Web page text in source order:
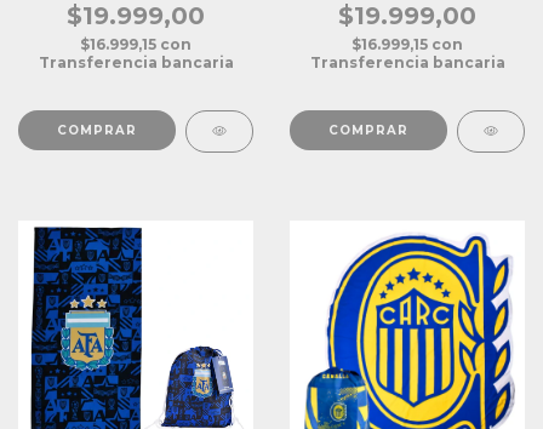
$19.999,00
$16.999,15 con
Transferencia bancaria
$19.999,00
$16.999,15 con
Transferencia bancaria